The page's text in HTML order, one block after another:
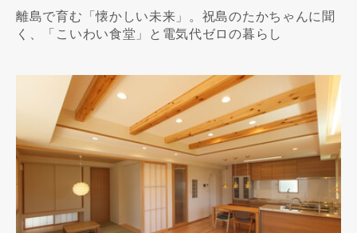
離島で育む「懐かしい未来」。祝島のたかちゃんに聞
く、「こいわい食堂」と電気代ゼロの暮らし